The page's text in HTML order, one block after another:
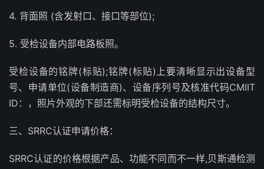
4. 背面照 (含发射口、接口等部位);
5. 受检设备内部电路板照。
受检设备的铭牌(标贴);铭牌(标贴)上要清晰显示出设备型
号、申请单位(设备制造商)、设备序列号及核准代码CMIIT
ID：，照片外观的下部还需标明受检设备的结构尺寸。
三、SRRC认证申请价格：
SRRC认证的价格根据产品、功能不同而不一样,贝斯通检测